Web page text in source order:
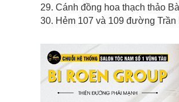
29. Cánh đồng hoa thạch thảo
30. Hẻm 107 và 109 đường Trần